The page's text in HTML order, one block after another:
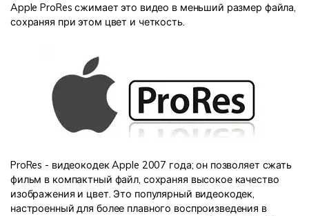
Apple ProRes сжимает это видео в меньший размер файла,
сохраняя при этом цвет и четкость.
ProRes - видеокодек Apple 2007 года; он позволяет сжать
фильм в компактный файл, сохраняя высокое качество
изображения и цвет. Это популярный видеокодек,
настроенный для более плавного воспроизведения в